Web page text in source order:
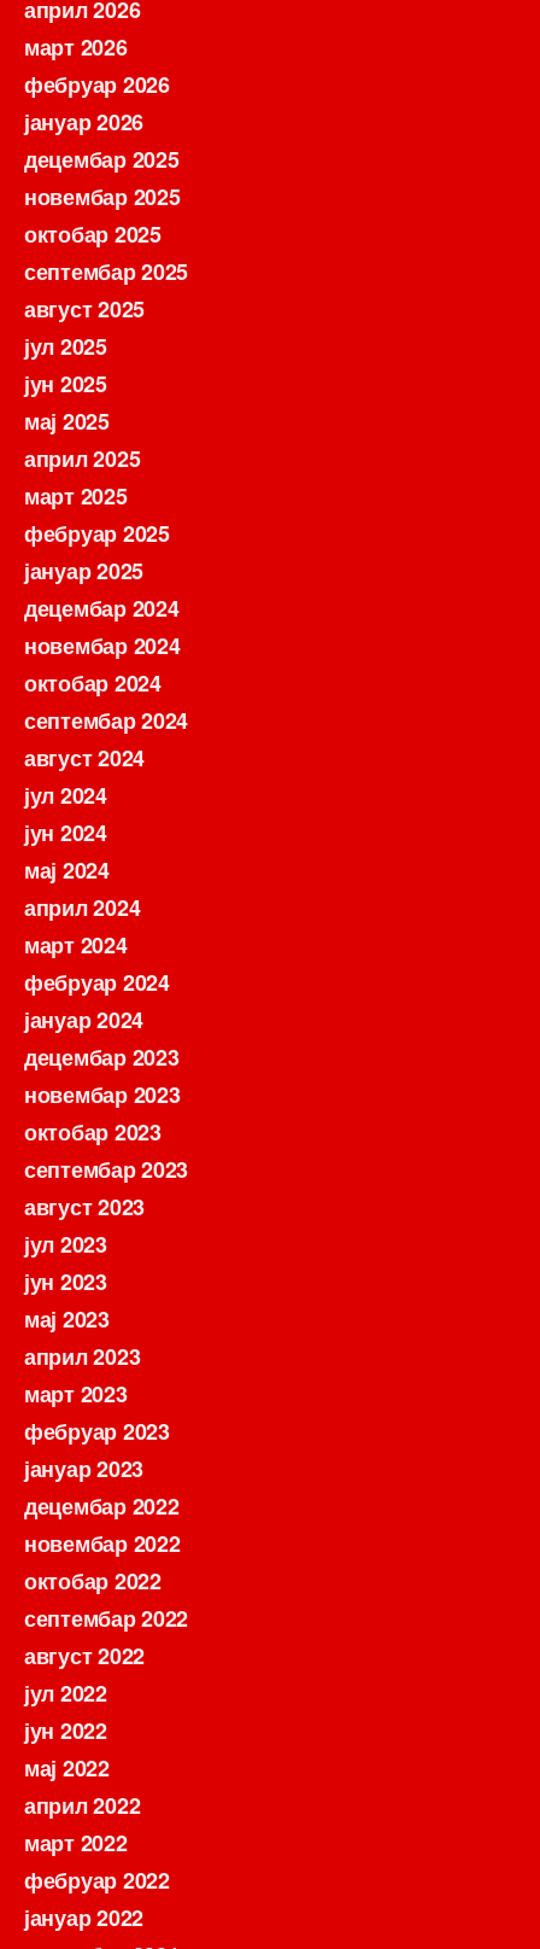
април 2026
март 2026
фебруар 2026
јануар 2026
децембар 2025
новембар 2025
октобар 2025
септембар 2025
август 2025
јул 2025
јун 2025
мај 2025
април 2025
март 2025
фебруар 2025
јануар 2025
децембар 2024
новембар 2024
октобар 2024
септембар 2024
август 2024
јул 2024
јун 2024
мај 2024
април 2024
март 2024
фебруар 2024
јануар 2024
децембар 2023
новембар 2023
октобар 2023
септембар 2023
август 2023
јул 2023
јун 2023
мај 2023
април 2023
март 2023
фебруар 2023
јануар 2023
децембар 2022
новембар 2022
октобар 2022
септембар 2022
август 2022
јул 2022
јун 2022
мај 2022
април 2022
март 2022
фебруар 2022
јануар 2022